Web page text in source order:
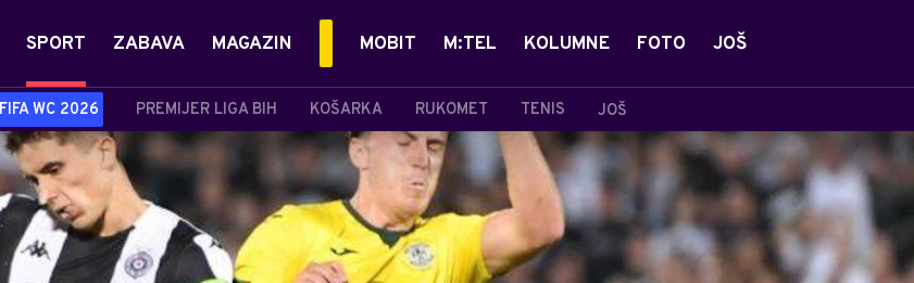
SPORT
FIFA WC 2026 PREMIJER LIGA BIH KOŠARKA RUKOMET TENIS JOŠ
ZABAVA MAGAZIN MOBIT M:TEL KOLUMNE FOTO JOŠ